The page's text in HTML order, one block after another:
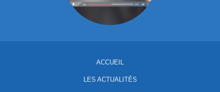
ACCUEIL
LES ACTUALITÉS